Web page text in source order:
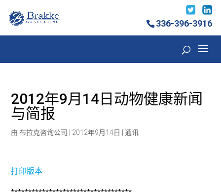
336-396-3916
2012年9月14日动物健康新闻
与简报
由布拉克咨询公司 2012年9月14日 |通讯
打印版本